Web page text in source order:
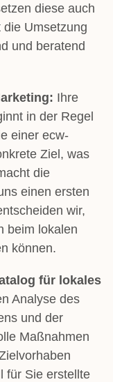
diese auch
Umsetzung
und beratend
Ihre
in der Regel
einer ecw-
Ziel, was
die
einen ersten
wir,
beim lokalen
können.
für lokales
Analyse des
und der
Maßnahmen
für Sie erstellte